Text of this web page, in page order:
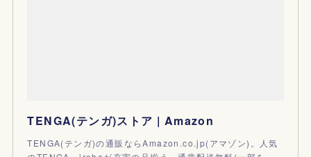
TENGA(テンガ)ストア | Amazon
TENGA(テンガ)の通販ならAmazon.co.jp(アマゾン)。人気